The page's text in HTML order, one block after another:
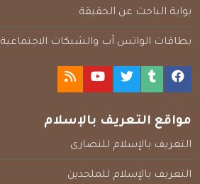
بوابة الباحث عن الحقيقة
بطاقات الواتس آب والشبكات الاجتماعية
مواقع التعريف بالإسلام
التعريف بالإسلام للنصارى
التعريف بالإسلام للملحدين